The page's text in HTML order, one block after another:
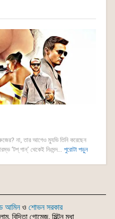
না, তার আগেও ম্যুভি তিনি করেছেন
‘টপ্ গান্’ থেকেই নিঃসন্দ... পুরোটা পড়ুন
আমিনও শোভন সরকার
বিদিতা গোমেজ, মিল্টন মৃধা